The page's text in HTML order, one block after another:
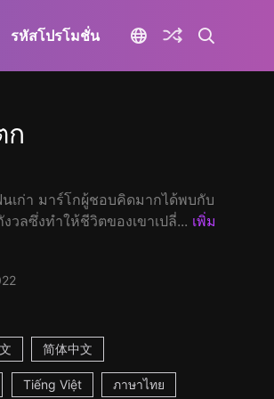
รหัสโปรโมชั่น
ก
เก่า มาร์โกผู้ชอบคิดมากได้พบกับ
งวลซึ่งทำให้ชีวิตของเขาเปลี่... เพิ่ม
简体中文
Tiếng Việt ภาษาไทย